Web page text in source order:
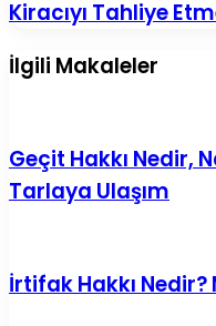
Yararlanabilir,
Başvurulur?
İçin
Davası
Dilekçesi
Etmenin
Hukuki
Yolu
Kiracıyı Tahliye
İlgili Makaleler
Geçit Hakkı Nedir,
Tarlaya Ulaşım
İrtifak Hakkı Nedir?